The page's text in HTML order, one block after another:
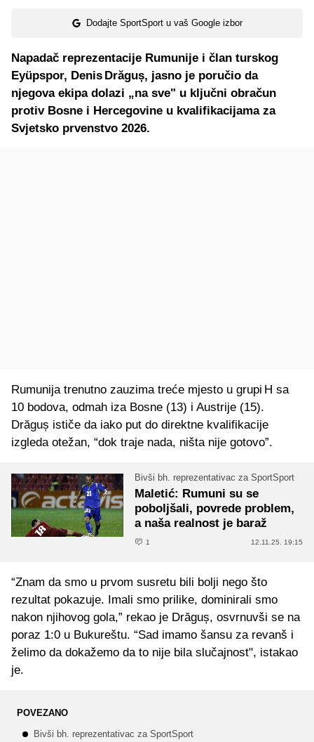
Dodajte SportSport u vaš Google izbor
Napadač reprezentacije Rumunije i član turskog
Eyüpspor, Denis Drăguș, jasno je poručio da
njegova ekipa dolazi „na sve" u ključni obračun
protiv Bosne i Hercegovine u kvalifikacijama za
Svjetsko prvenstvo 2026.
Rumunija trenutno zauzima treće mjesto u grupi H sa
10 bodova, odmah iza Bosne (13) i Austrije (15).
Drăguș ističe da iako put do direktne kvalifikacije
izgleda otežan, “dok traje nada, ništa nije gotovo”.
Bivši bh. reprezentativac za SportSport
Maletić: Rumuni su se
poboljšali, povrede problem,
a naša realnost je baraž
1 12.11.25. 19:15
“Znam da smo u prvom susretu bili bolji nego što
rezultat pokazuje. Imali smo prilike, dominirali smo
nakon njihovog gola,” rekao je Drăguș, osvrnuvši se na
poraz 1:0 u Bukureštu. “Sad imamo šansu za revanš i
želimo da dokažemo da to nije bila slučajnost", istakao
je.
POVEZANO
Bivši bh. reprezentativac za SportSport